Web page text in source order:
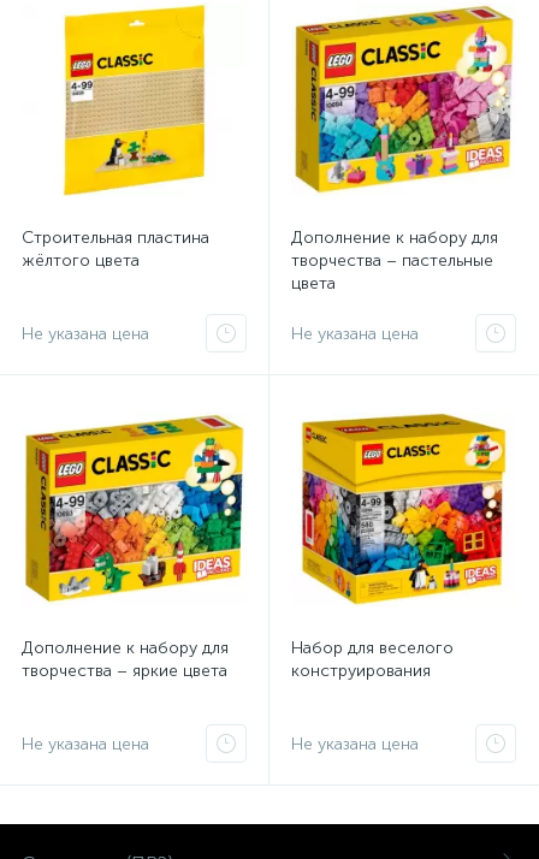
Строительная пластина
жёлтого цвета
Не указана цена
Дополнение к набору для
творчества – пастельные
цвета
Не указана цена
Дополнение к набору для
творчества – яркие цвета
Не указана цена
Набор для веселого
конструирования
Не указана цена